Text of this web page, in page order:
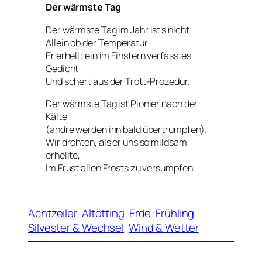
Der wärmste Tag
Der wärmste Tag im Jahr ist’s nicht
Allein ob der Temperatur.
Er erhellt ein im Finstern verfasstes
Gedicht
Und schert aus der Trott-Prozedur.
Der wärmste Tag ist Pionier nach der
Kälte
(andre werden ihn bald übertrumpfen).
Wir drohten, als er uns so mildsam
erhellte,
Im Frust allen Frosts zu versumpfen!
Achtzeiler Altötting Erde Frühling
Silvester & Wechsel Wind & Wetter